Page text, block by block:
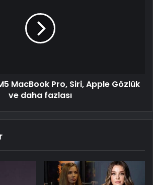
MacBook Pro, Siri, Apple Gözlük
ve daha fazlası